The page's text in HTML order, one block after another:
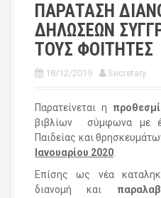
ΠΑΡΑΤΑΣΗ
ΔΗΛΩΣΕΩΝ
ΤΟΥΣ ΦΟΙΤΗΤΕΣ
18/12/2019 Secretary
Παρατείνεται η
βιβλίων σύμφωνα με
Παιδείας και
Ιανουαρίου 2020
Επίσης ως νέα
διανομή και